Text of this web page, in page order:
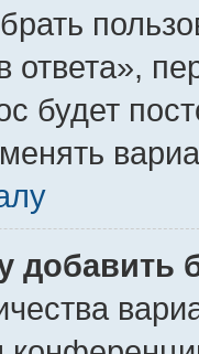
ответа»,
будет
добавить